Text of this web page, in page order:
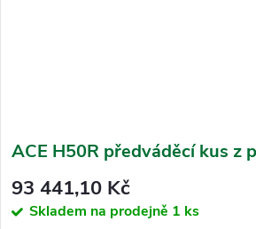
ACE H50R předváděcí kus z
93 441,10 Kč
Skladem na prodejně 1 ks